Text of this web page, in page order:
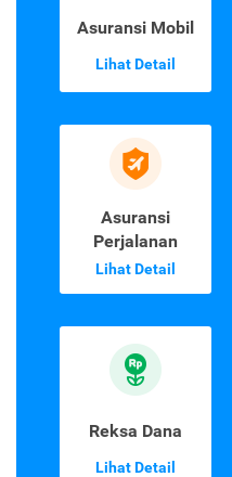
Asuransi Mobil
Lihat Detail
Asuransi
Perjalanan
Lihat Detail
Reksa Dana
Lihat Detail